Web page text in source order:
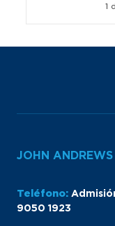
1
JOHN ANDREWS
Teléfono:
9050 1923